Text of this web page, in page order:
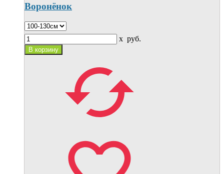
Воронёнок
x руб.